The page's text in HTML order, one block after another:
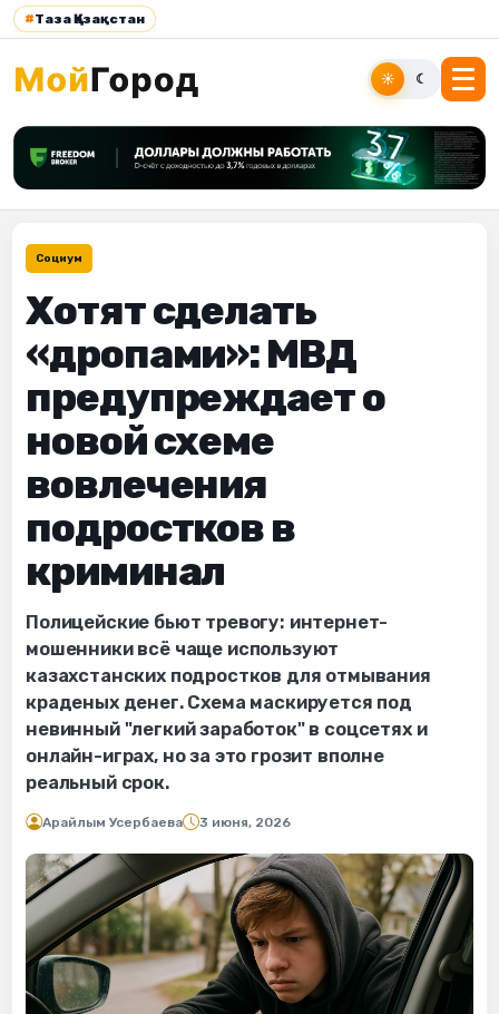
#Таза Қазақстан
☀ ☾
Социум
Хотят сделать
«дропами»: МВД
предупреждает о
новой схеме
вовлечения
подростков в
криминал
Полицейские бьют тревогу: интернет-
мошенники всё чаще используют
казахстанских подростков для отмывания
краденых денег. Схема маскируется под
невинный "легкий заработок" в соцсетях и
онлайн-играх, но за это грозит вполне
реальный срок.
Арайлым Усербаева 3 июня, 2026